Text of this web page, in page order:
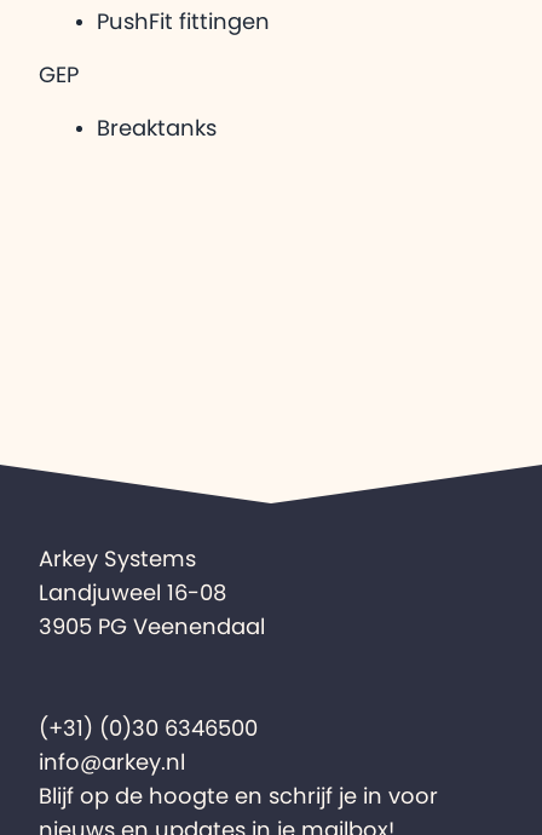
PushFit fittingen
GEP
Breaktanks
Arkey Systems
Landjuweel 16-08
3905 PG Veenendaal
(+31) (0)30 6346500
info@arkey.nl
Blijf op de hoogte en schrijf je in voor
nieuws en updates in je mailbox!